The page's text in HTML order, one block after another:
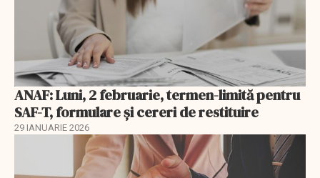
ANAF: Luni, 2 februarie, termen-limită pentru
SAF-T, formulare și cereri de restituire
29 IANUARIE 2026